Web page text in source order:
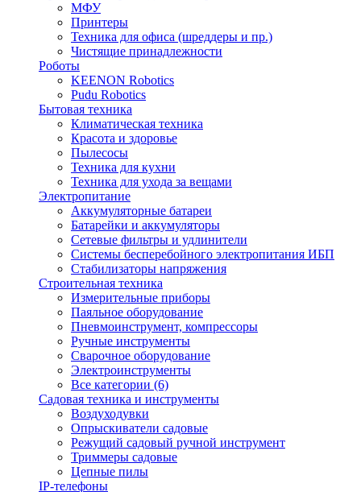
МФУ
Принтеры
Техника для офиса (шреддеры и пр.)
Чистящие принадлежности
Роботы
KEENON Robotics
Pudu Robotics
Бытовая техника
Климатическая техника
Красота и здоровье
Пылесосы
Техника для кухни
Техника для ухода за вещами
Электропитание
Аккумуляторные батареи
Батарейки и аккумуляторы
Сетевые фильтры и удлинители
Системы бесперебойного электропитания ИБП
Стабилизаторы напряжения
Строительная техника
Измерительные приборы
Паяльное оборудование
Пневмоинструмент, компрессоры
Ручные инструменты
Сварочное оборудование
Электроинструменты
Все категории (6)
Садовая техника и инструменты
Воздуходувки
Опрыскиватели садовые
Режущий садовый ручной инструмент
Триммеры садовые
Цепные пилы
IP-телефоны